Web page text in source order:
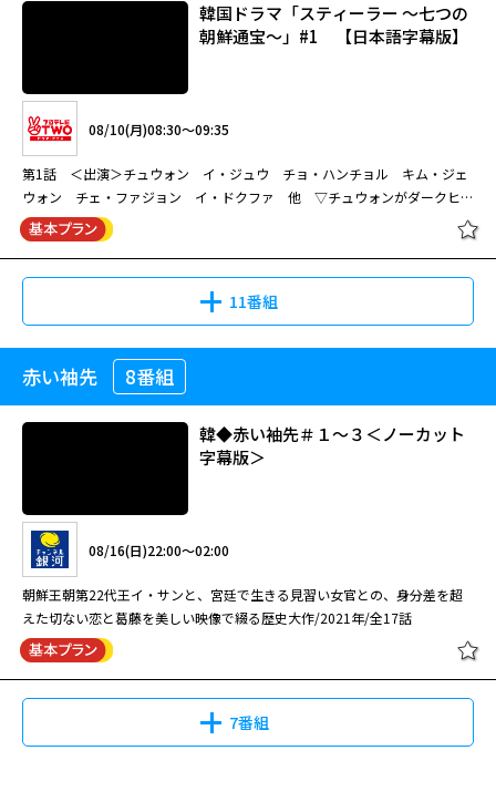
韓国ドラマ「スティーラー ～七つの
朝鮮通宝～」#1 【日本語字幕版】
08/10(月)08:30～09:35
第1話 ＜出演＞チュウォン イ・ジュウ チョ・ハンチョル キム・ジェ
ウォン チェ・ファジョン イ・ドクファ 他 ▽チュウォンがダークヒー
ローを好演！（全12話）
11番組
第1話 ＜出演＞チュウォン イ・ジュウ チョ・ハンチョル キム・ジェ
ウォン チェ・ファジョン イ・ドクファ 他 ▽チュウォンがダークヒー
ローを好演！（全12話）
韓国ドラマ「スティーラー ～七つの
朝鮮通宝～」#2 【日本語字幕版】
赤い袖先 8番組
韓◆赤い袖先＃１～３＜ノーカット
字幕版＞
08/16(日)22:00～02:00
朝鮮王朝第22代王イ・サンと、宮廷で生きる見習い女官との、身分差を超
えた切ない恋と葛藤を美しい映像で綴る歴史大作/2021年/全17話
7番組
韓◆赤い袖先＃１～３＜ノーカット